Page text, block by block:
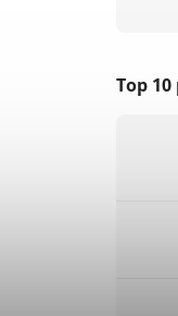
Top